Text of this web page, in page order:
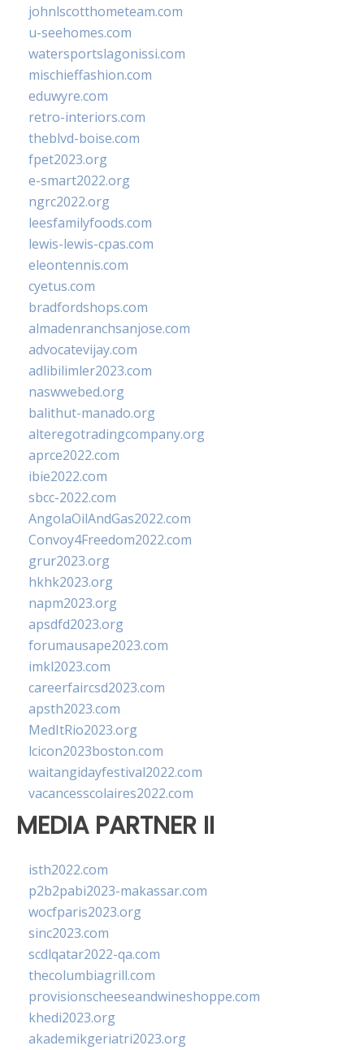
johnlscotthometeam.com
u-seehomes.com
watersportslagonissi.com
mischieffashion.com
eduwyre.com
retro-interiors.com
theblvd-boise.com
fpet2023.org
e-smart2022.org
ngrc2022.org
leesfamilyfoods.com
lewis-lewis-cpas.com
eleontennis.com
cyetus.com
bradfordshops.com
almadenranchsanjose.com
advocatevijay.com
adlibilimler2023.com
naswwebed.org
balithut-manado.org
alteregotradingcompany.org
aprce2022.com
ibie2022.com
sbcc-2022.com
AngolaOilAndGas2022.com
Convoy4Freedom2022.com
grur2023.org
hkhk2023.org
napm2023.org
apsdfd2023.org
forumausape2023.com
imkl2023.com
careerfaircsd2023.com
apsth2023.com
MedItRio2023.org
lcicon2023boston.com
waitangidayfestival2022.com
vacancesscolaires2022.com
MEDIA PARTNER II
isth2022.com
p2b2pabi2023-makassar.com
wocfparis2023.org
sinc2023.com
scdlqatar2022-qa.com
thecolumbiagrill.com
provisionscheeseandwineshoppe.com
khedi2023.org
akademikgeriatri2023.org